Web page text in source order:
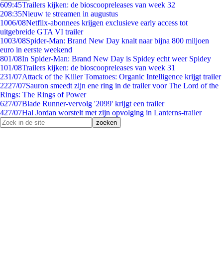
609:45Trailers kijken: de bioscoopreleases van week 32
208:35Nieuw te streamen in augustus
1006/08Netflix-abonnees krijgen exclusieve early access tot
uitgebreide GTA VI trailer
1003/08Spider-Man: Brand New Day knalt naar bijna 800 miljoen
euro in eerste weekend
801/08In Spider-Man: Brand New Day is Spidey echt weer Spidey
101/08Trailers kijken: de bioscoopreleases van week 31
231/07Attack of the Killer Tomatoes: Organic Intelligence krijgt trailer
2227/07Sauron smeedt zijn ene ring in de trailer voor The Lord of the
Rings: The Rings of Power
627/07Blade Runner-vervolg '2099' krijgt een trailer
427/07Hal Jordan worstelt met zijn opvolging in Lanterns-trailer